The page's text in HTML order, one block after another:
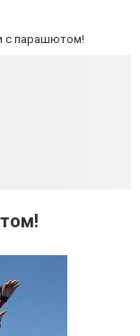
с парашютом!